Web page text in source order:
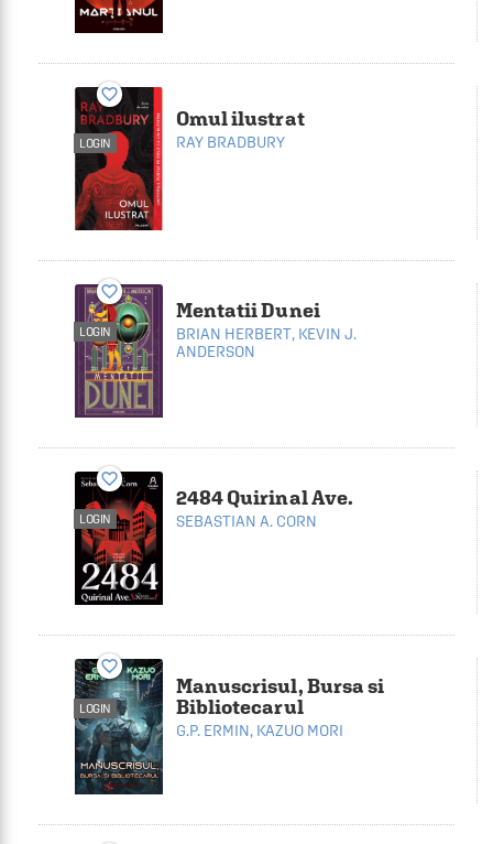
favorite_border
Omul ilustrat
RAY BRADBURY
LOGIN
favorite_border
Mentatii Dunei
BRIAN HERBERT, KEVIN J.
ANDERSON
LOGIN
favorite_border
2484 Quirinal Ave.
SEBASTIAN A. CORN
LOGIN
favorite_border
Manuscrisul, Bursa si
Bibliotecarul
G.P. ERMIN, KAZUO MORI
LOGIN